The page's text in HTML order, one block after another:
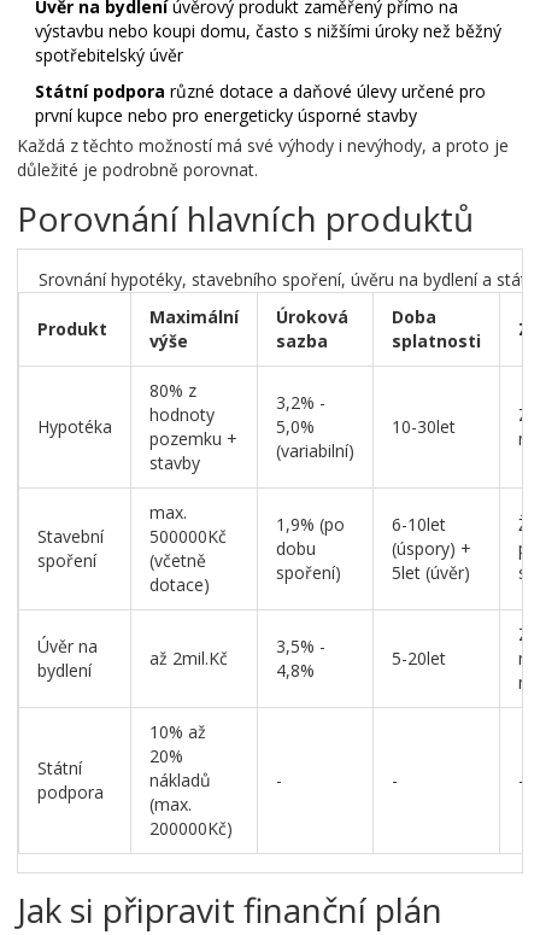
Úvěr na bydlení úvěrový produkt zaměřený přímo na
výstavbu nebo koupi domu, často s nižšími úroky než běžný
spotřebitelský úvěr
Státní podpora různé dotace a daňové úlevy určené pro
první kupce nebo pro energeticky úsporné stavby
Každá z těchto možností má své výhody i nevýhody, a proto je
důležité je podrobně porovnat.
Porovnání hlavních produktů
Srovnání hypotéky, stavebního spoření, úvěru na bydlení a
Produkt
Maximální
výše
Úroková
sazba
Doba
splatnosti
Hypotéka
80% z
hodnoty
pozemku +
stavby
3,2% -
5,0%
(variabilní)
10-30let
Stavební
spoření
max.
500000Kč
(včetně
dotace)
1,9% (po
dobu
spoření)
6-10let
(úspory) +
5let (úvěr)
Úvěr na
bydlení
až 2mil.Kč
3,5% -
4,8%
5-20let
Státní
podpora
10% až
20%
nákladů
(max.
200000Kč)
- - -
Jak si připravit finanční plán